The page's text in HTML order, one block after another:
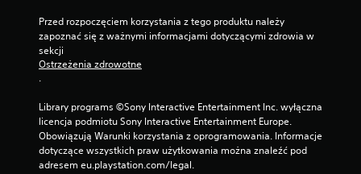
Przed rozpoczęciem korzystania z tego produktu należy
zapoznać się z ważnymi informacjami dotyczącymi zdrowia w
sekcji
Ostrzeżenia zdrowotne
.
Library programs ©Sony Interactive Entertainment Inc. wyłączna
licencja podmiotu Sony Interactive Entertainment Europe.
Obowiązują Warunki korzystania z oprogramowania. Informacje
dotyczące wszystkich praw użytkowania można znaleźć pod
adresem eu.playstation.com/legal.